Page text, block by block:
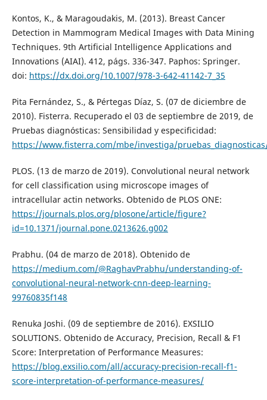
Kontos, K., & Maragoudakis, M. (2013). Breast Cancer
Detection in Mammogram Medical Images with Data Mining
Techniques. 9th Artificial Intelligence Applications and
Innovations (AIAI). 412, págs. 336-347. Paphos: Springer.
doi: https://dx.doi.org/10.1007/978-3-642-41142-7_35
Pita Fernández, S., & Pértegas Díaz, S. (07 de diciembre de
2010). Fisterra. Recuperado el 03 de septiembre de 2019, de
Pruebas diagnósticas: Sensibilidad y especificidad:
https://www.fisterra.com/mbe/investiga/
PLOS. (13 de marzo de 2019). Convolutional neural network
for cell classification using microscope images of
intracellular actin networks. Obtenido de PLOS ONE:
https://journals.plos.org/plosone/article/figure?
id=10.1371/journal.pone.0213626.g002
Prabhu. (04 de marzo de 2018). Obtenido de
https://medium.com/@RaghavPrabhu/understanding-of-
convolutional-neural-network-cnn-deep-learning-
99760835f148
Renuka Joshi. (09 de septiembre de 2016). EXSILIO
SOLUTIONS. Obtenido de Accuracy, Precision, Recall & F1
Score: Interpretation of Performance Measures:
https://blog.exsilio.com/all/accuracy-precision-recall-f1-
score-interpretation-of-performance-measures/